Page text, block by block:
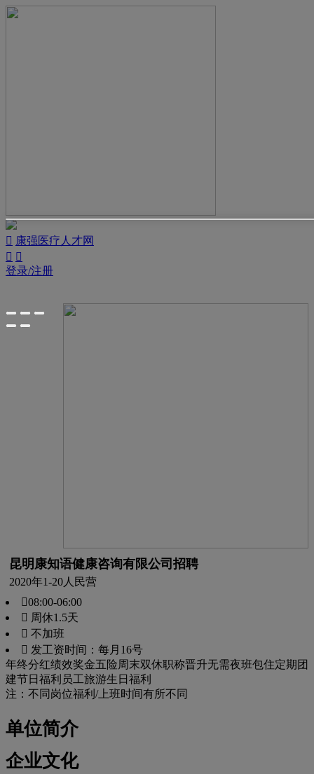
 康强医疗人才网
 
登录/注册
昆明康知语健康咨询有限公司招聘
2020年1-20人 民营
08:00-06:00
 周休1.5天
 不加班
 发工资时间：每月16号
年终分红绩效奖金五险周末双休职称晋升无需夜班包住定期团
建节日福利 员工旅游生日福利
注：不同岗位福利/上班时间有所不同
单位简介
企业文化